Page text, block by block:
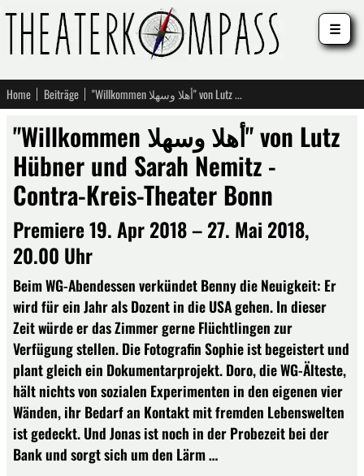
Home Beiträge "Willkommen أهلا وسهلا" von Lutz Hübner und Sarah Nemitz - Contra-Kreis-Theater Bonn
"Willkommen أهلا وسهلا" von Lutz
Hübner und Sarah Nemitz -
Contra-Kreis-Theater Bonn
Premiere 19. Apr 2018 – 27. Mai 2018,
20.00 Uhr
Beim WG-Abendessen verkündet Benny die Neuigkeit: Er
wird für ein Jahr als Dozent in die USA gehen. In dieser
Zeit würde er das Zimmer gerne Flüchtlingen zur
Verfügung stellen. Die Fotografin Sophie ist begeistert und
plant gleich ein Dokumentarprojekt. Doro, die WG-Älteste,
hält nichts von sozialen Experimenten in den eigenen vier
Wänden, ihr Bedarf an Kontakt mit fremden Lebenswelten
ist gedeckt. Und Jonas ist noch in der Probezeit bei der
Bank und sorgt sich um den Lärm …
☰